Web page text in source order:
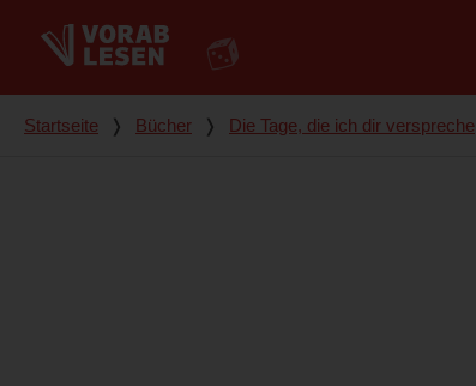
Du bist hier
Startseite ❭ Bücher ❭ Die Tage, die ich dir verspreche